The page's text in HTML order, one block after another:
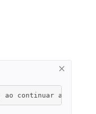
continuar a